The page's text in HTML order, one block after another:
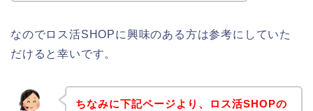
なのでロス活SHOPに興味のある方は参考にしていた
だけると幸いです。
ちなみに下記ページより、ロス活SHOPの